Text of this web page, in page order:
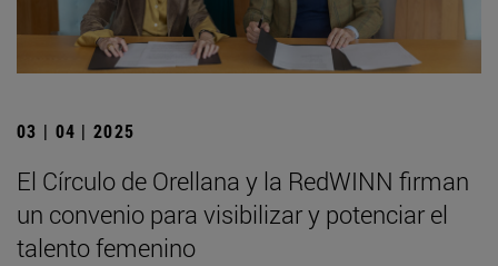
03 | 04 | 2025
El Círculo de Orellana y la RedWINN firman
un convenio para visibilizar y potenciar el
talento femenino